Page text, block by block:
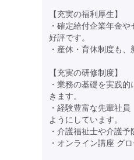
【充実の福利厚生】
・確定給付企業年金
好評です。
・産休・育休制度も
【充実の研修制度】
・業務の基礎を実践
きます。
・経験豊富な先輩社
ようにしています。
・介護福祉士や介護
・オンライン講座 グ